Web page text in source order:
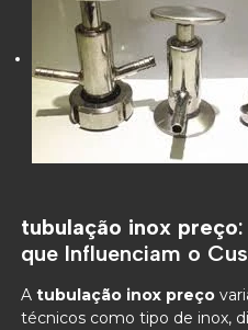
tubulação inox preço
que Influenciam o
Atubulação inox preço
técnicos como tipo de inox,